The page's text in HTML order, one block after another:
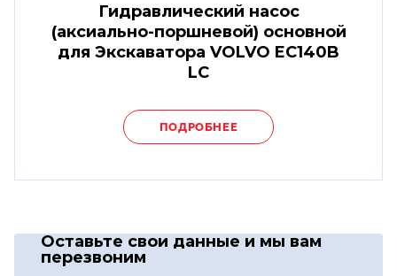
Гидравлический насос
(аксиально-поршневой) основной
для Экскаватора VOLVO EC140B
LC
ПОДРОБНЕЕ
Оставьте свои данные и мы вам
перезвоним